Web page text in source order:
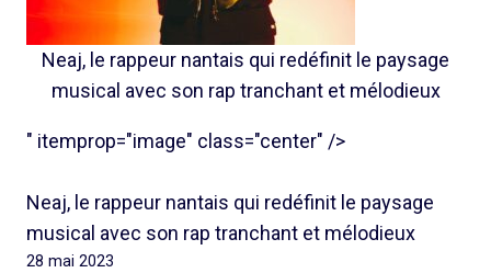
Neaj, le rappeur nantais qui redéfinit le paysage
musical avec son rap tranchant et mélodieux
" itemprop="image" class="center" />
Neaj, le rappeur nantais qui redéfinit le paysage
musical avec son rap tranchant et mélodieux
28 mai 2023